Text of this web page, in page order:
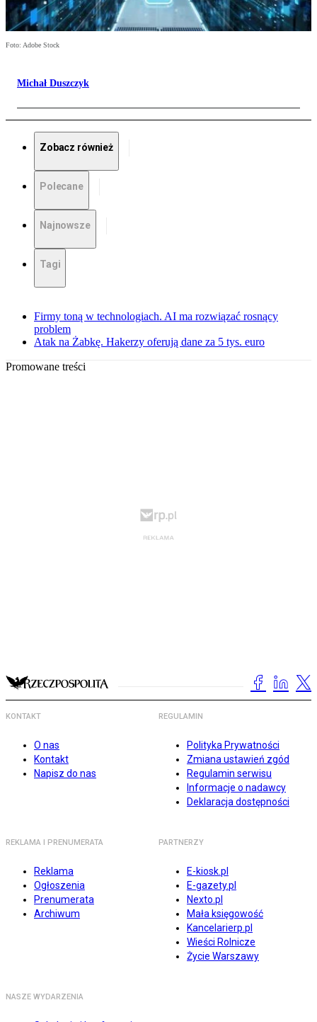
Foto: Adobe Stock
Michał Duszczyk
Zobacz również
Polecane
Najnowsze
Tagi
Firmy toną w technologiach. AI ma rozwiązać rosnący
problem
Atak na Żabkę. Hakerzy oferują dane za 5 tys. euro
Promowane treści
KONTAKT
O nas
Kontakt
Napisz do nas
REGULAMIN
Polityka Prywatności
Zmiana ustawień zgód
Regulamin serwisu
Informacje o nadawcy
Deklaracja dostępności
REKLAMA I PRENUMERATA
Reklama
Ogłoszenia
Prenumerata
Archiwum
PARTNERZY
E-kiosk.pl
E-gazety.pl
Nexto.pl
Mała księgowość
Kancelarierp.pl
Wieści Rolnicze
Życie Warszawy
NASZE WYDARZENIA